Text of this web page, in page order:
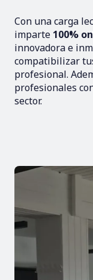
Con una carga
imparte 100%
innovadora e
compatibilizar
profesional.
profesionales
sector.